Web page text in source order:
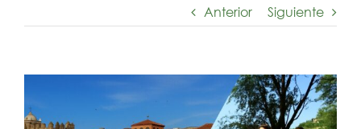
Anterior Siguiente
imagen